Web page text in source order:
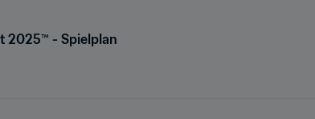
2025™ - Spielplan